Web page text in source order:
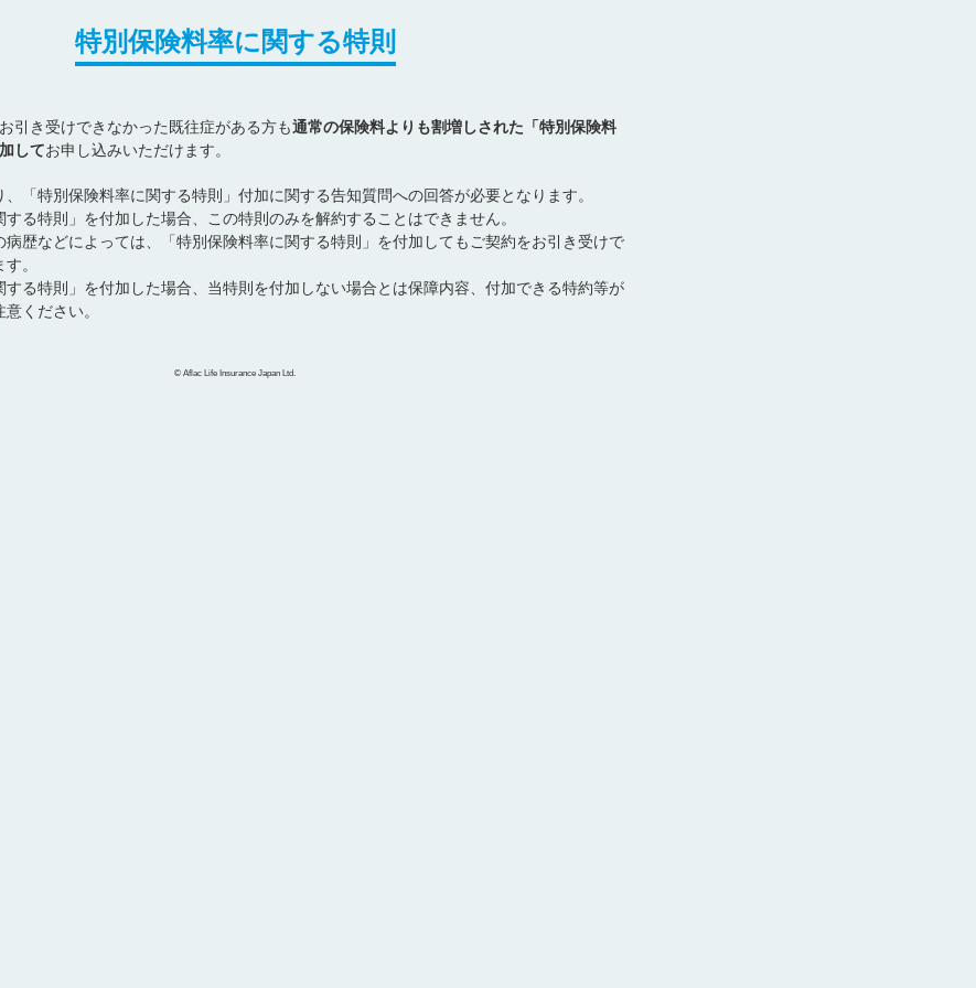
特別保険料率に関する特則
引き受けできなかった既往症がある方も通常の保険料よりも割増しされた「特別保険料
してお申し込みいただけます。
「特別保険料率に関する特則」付加に関する告知質問への回答が必要となります。
する特則」を付加した場合、この特則のみを解約することはできません。
病歴などによっては、「特別保険料率に関する特則」を付加してもご契約をお引き受けで
。
する特則」を付加した場合、当特則を付加しない場合とは保障内容、付加できる特約等が
ください。
© Aflac Life Insurance Japan Ltd.